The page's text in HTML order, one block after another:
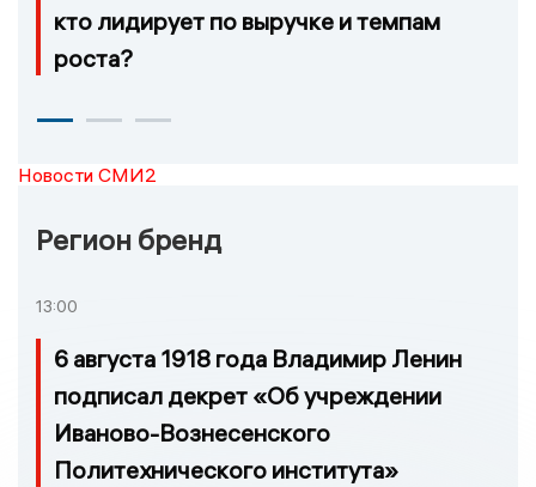
кто лидирует по выручке и темпам
роста?
Новости СМИ2
Регион бренд
13:00
6 августа 1918 года Владимир Ленин
подписал декрет «Об учреждении
Иваново-Вознесенского
Политехнического института»